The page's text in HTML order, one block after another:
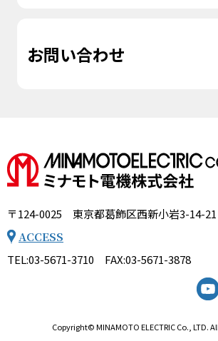
お問い合わせ
〒124-0025 東京都葛飾区西新小岩3-14-21
ACCESS
TEL:03-5671-3710 FAX:03-5671-3878
Copyright©MINAMOTO ELECTRIC Co., LTD.